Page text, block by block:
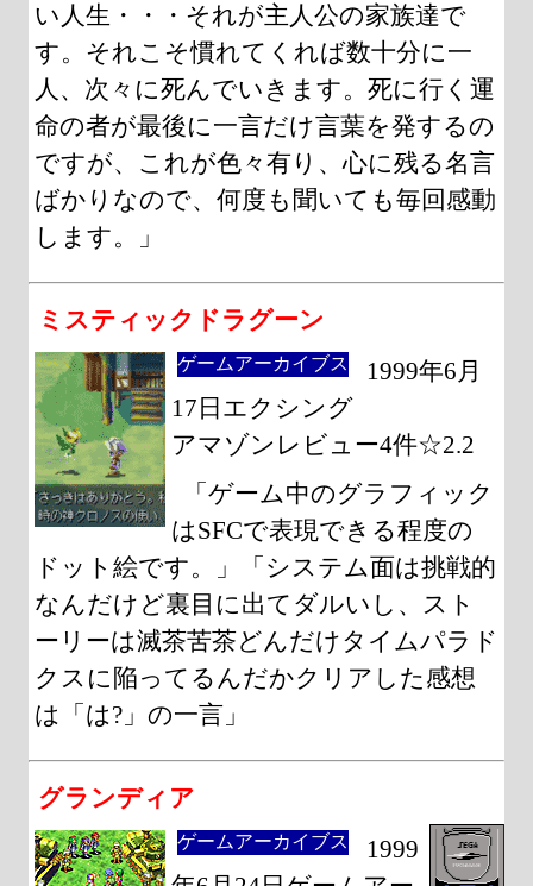
い人生・・・それが主人公の家族達で
す。それこそ慣れてくれば数十分に一
人、次々に死んでいきます。死に行く運
命の者が最後に一言だけ言葉を発するの
ですが、これが色々有り、心に残る名言
ばかりなので、何度も聞いても毎回感動
します。」
ミスティックドラグーン
ゲームアーカイブス
1999年6月
17日エクシング
アマゾンレビュー4件☆2.2
「ゲーム中のグラフィック
はSFCで表現できる程度の
ドット絵です。」「システム面は挑戦的
なんだけど裏目に出てダルいし、スト
ーリーは滅茶苦茶どんだけタイムパラド
クスに陥ってるんだかクリアした感想
は「は?」の一言」
グランディア
ゲームアーカイブス
1999